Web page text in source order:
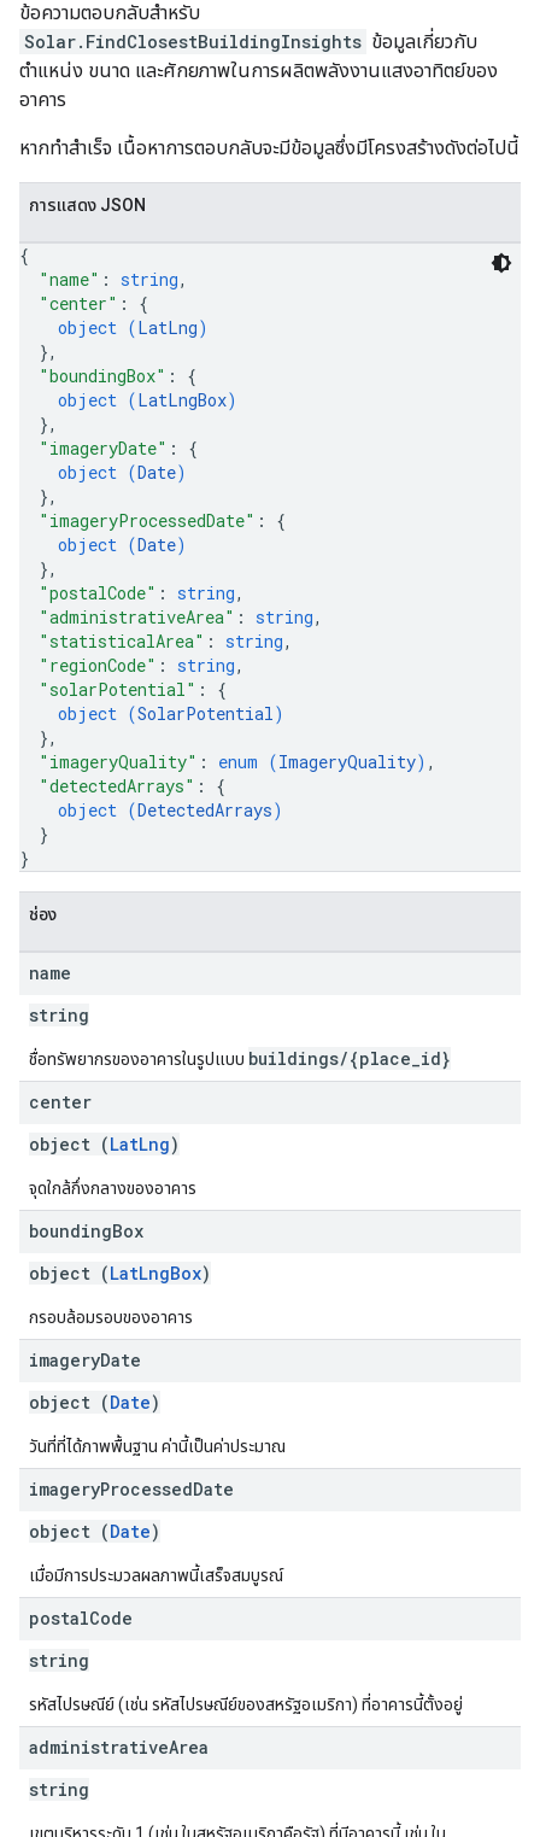
ข้อความตอบกลับสำหรับ
Solar.FindClosestBuildingInsights ข้อมูลเกี่ยวกับ
ตำแหน่ง ขนาด และศักยภาพในการผลิตพลังงานแสงอาทิตย์ของ
อาคาร
หากทำสำเร็จ เนื้อหาการตอบกลับจะมีข้อมูลซึ่งมีโครงสร้างดังต่อไปนี้
การแสดง JSON
{
"name" : string,
"center" : {
object (LatLng)
},
"boundingBox" : {
object (LatLngBox)
},
"imageryDate" : {
object (Date)
},
"imageryProcessedDate" : {
object (Date)
},
"postalCode" : string,
"administrativeArea" : string,
"statisticalArea" : string,
"regionCode" : string,
"solarPotential" : {
object (SolarPotential)
},
"imageryQuality" : enum (ImageryQuality) ,
"detectedArrays" : {
object (DetectedArrays)
}
}
ช่อง
name
string
ชื่อทรัพยากรของอาคารในรูปแบบ buildings/{place_id}
center
object (LatLng)
จุดใกล้กึ่งกลางของอาคาร
boundingBox
object (LatLngBox)
กรอบล้อมรอบของอาคาร
imageryDate
object (Date)
วันที่ที่ได้ภาพพื้นฐาน ค่านี้เป็นค่าประมาณ
imageryProcessedDate
object (Date)
เมื่อมีการประมวลผลภาพนี้เสร็จสมบูรณ์
postalCode
string
รหัสไปรษณีย์ (เช่น รหัสไปรษณีย์ของสหรัฐอเมริกา) ที่อาคารนี้ตั้งอยู่
administrativeArea
string